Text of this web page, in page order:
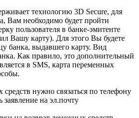
технологию 3D Secure, для
Вам необходимо будет пройти
пользователя в банке-эмитенте
Вашу карту). Для этого Вы будете
банка, выдавшего карту. Вид
Как правило, это дополнительный
в SMS, карта переменных
нужно связаться по телефону
на эл.почту